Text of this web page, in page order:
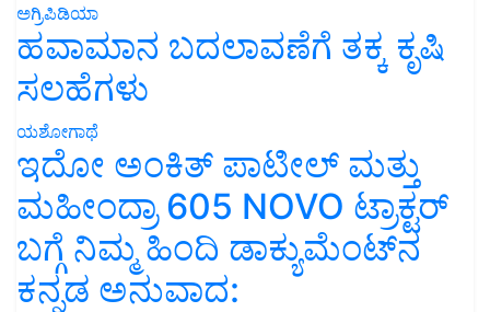
ಅಗ್ರಿಪಿಡಿಯಾ
ಹವಾಮಾನ ಬದಲಾವಣೆಗೆ ತಕ್ಕ ಕೃಷಿ
ಸಲಹೆಗಳು
ಯಶೋಗಾಥೆ
ಇದೋ ಅಂಕಿತ್ ಪಾಟೀಲ್ ಮತ್ತು
ಮಹೀಂದ್ರಾ 605 NOVO ಟ್ರಾಕ್ಟರ್
ಬಗ್ಗೆ ನಿಮ್ಮ ಹಿಂದಿ ಡಾಕ್ಯುಮೆಂಟ್‌ನ
ಕನ್ನಡ ಅನುವಾದ: